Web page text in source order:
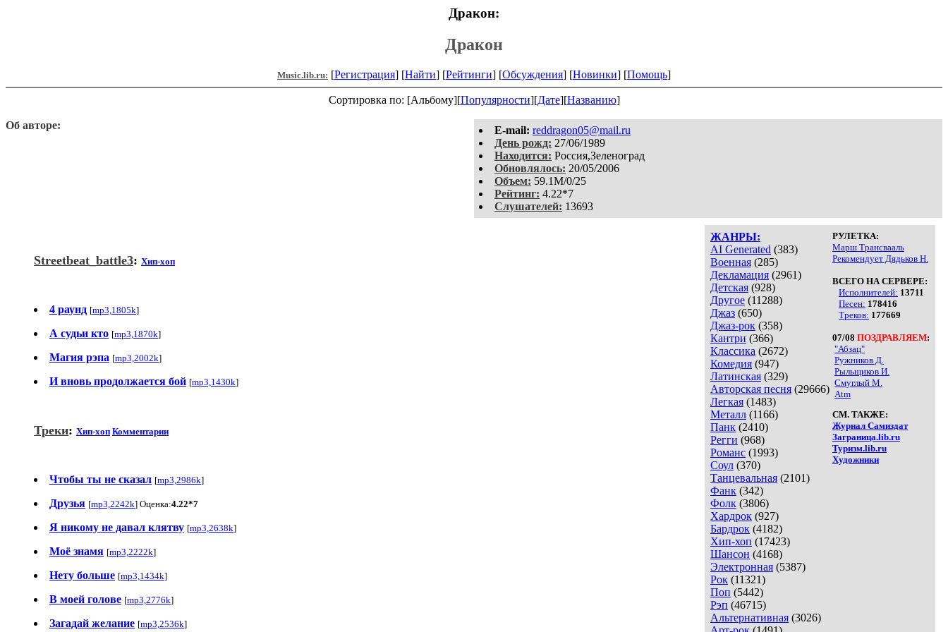
Дракон:
Дракон
Music.lib.ru: [Регистрация] [Найти] [Рейтинги] [Обсуждения] [Новинки] [Помощь]
Сортировка по: [Альбому][Популярности][Дате][Названию]
E-mail: reddragon05@mail.ru
День рожд: 27/06/1989
Находится: Россия,Зеленоград
Обновлялось: 20/05/2006
Объем: 59.1M/0/25
Рейтинг: 4.22*7
Слушателей: 13693
Об авторе:
ЖАНРЫ:
AI Generated (383)
Военная (285)
Декламация (2961)
Детская (928)
Другое (11288)
Джаз (650)
Джаз-рок (358)
Кантри (366)
Классика (2672)
Комедия (947)
Латинская (329)
Авторская песня (29666)
Легкая (1483)
Металл (1166)
Панк (2410)
Регги (968)
Романс (1993)
Соул (370)
Танцевальная (2101)
Фанк (342)
Фолк (3806)
Хардрок (927)
Бардрок (4182)
Хип-хоп (17423)
Шансон (4168)
Электронная (5387)
Рок (11321)
Поп (5442)
Рэп (46715)
Альтернативная (3026)
РУЛЕТКА:
Марш Трансвааль
Рекомендует Дядьков Н.
ВСЕГО НА СЕРВЕРЕ:
Исполнителей: 13711
Песен: 178416
Треков: 177669
07/08 ПОЗДРАВЛЯЕМ:
"Абзац"
Ружников Д.
Рыльщиков И.
Смуглый М.
Atm
СМ. ТАКЖЕ:
Журнал Самиздат
Заграница.lib.ru
Туризм.lib.ru
Художники
Streetbeat_battle3: Хип-хоп
4 раунд [mp3,1805k]
А судьи кто [mp3,1870k]
Магия рэпа [mp3,2002k]
И вновь продолжается бой [mp3,1430k]
Треки: Хип-хоп Комментарии
Чтобы ты не сказал [mp3,2986k]
Друзья [mp3,2242k] Оценка:4.22*7
Я никому не давал клятву [mp3,2638k]
Моё знамя [mp3,2222k]
Нету больше [mp3,1434k]
В моей голове [mp3,2776k]
Загадай желание [mp3,2536k]